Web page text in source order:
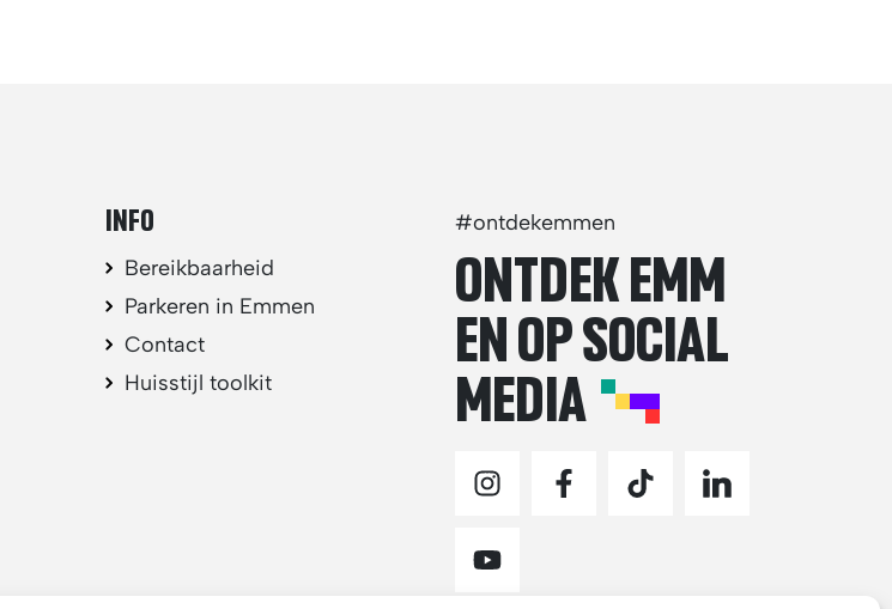
INFO
Bereikbaarheid
Parkeren in Emmen
Contact
Huisstijl toolkit
#ontdekemmen
ONTDEK EMM
EN OP SOCIAL
MEDIA